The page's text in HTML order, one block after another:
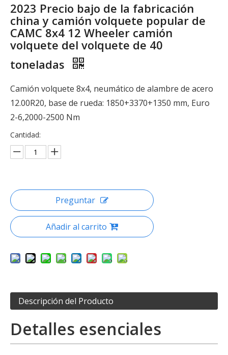
2023 Precio bajo de la fabricación
china y camión volquete popular de
CAMC 8x4 12 Wheeler camión
volquete del volquete de 40
toneladas
Camión volquete 8x4, neumático de alambre de acero
12.00R20, base de rueda: 1850+3370+1350 mm, Euro
2-6,2000-2500 Nm
Cantidad:
Preguntar
Añadir al carrito
Descripción del Producto
Detalles esenciales